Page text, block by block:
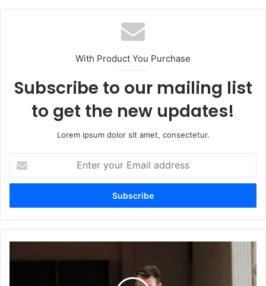
With Product You Purchase
Subscribe to our mailing list
to get the new updates!
Lorem ipsum dolor sit amet, consectetur.
your
Email